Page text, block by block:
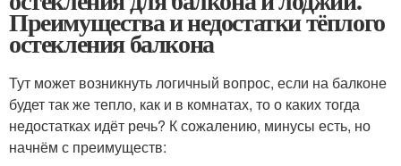
Преимущества и недостатки тёплого
остекления балкона
Тут может возникнуть логичный вопрос, если на балконе
будет так же тепло, как и в комнатах, то о каких тогда
недостатках идёт речь? К сожалению, минусы есть, но
начнём с преимуществ: